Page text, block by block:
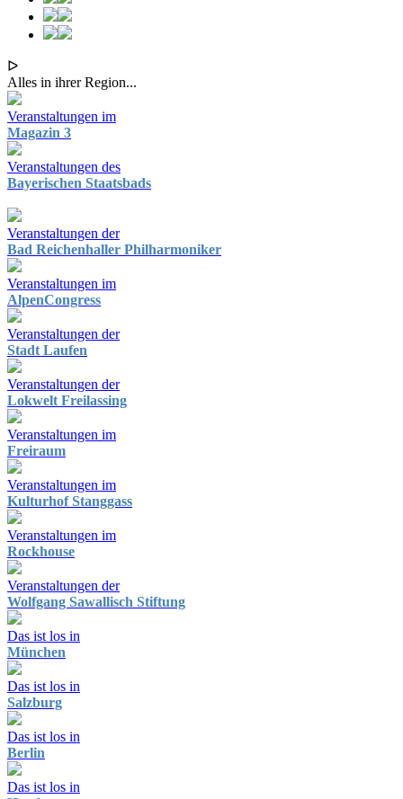
ᐅ
Alles in ihrer Region...
Veranstaltungen im
Magazin 3
Veranstaltungen des
Bayerischen Staatsbads
Veranstaltungen der
Bad Reichenhaller Philharmoniker
Veranstaltungen im
AlpenCongress
Veranstaltungen der
Stadt Laufen
Veranstaltungen der
Lokwelt Freilassing
Veranstaltungen im
Freiraum
Veranstaltungen im
Kulturhof Stanggass
Veranstaltungen im
Rockhouse
Veranstaltungen der
Wolfgang Sawallisch Stiftung
Das ist los in
München
Das ist los in
Salzburg
Das ist los in
Berlin
Das ist los in